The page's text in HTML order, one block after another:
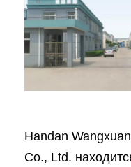
Handan
Co., Ltd.